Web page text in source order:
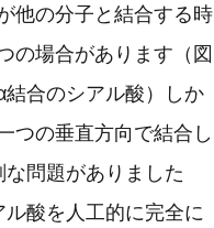
他の分子と結合する時
の場合があります（図
合のシアル酸）しか
つの垂直方向で結合し
問題がありました
ル酸を人工的に完全に